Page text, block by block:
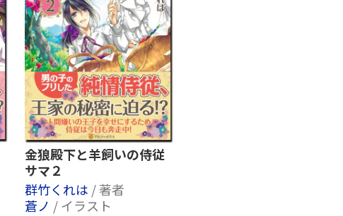
金狼殿下と羊飼いの侍従
サマ２
群竹くれは / 著者
蒼ノ / イラスト